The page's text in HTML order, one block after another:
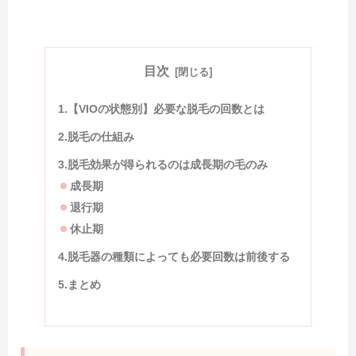
目次
1.【VIOの状態別】必要な脱毛の回数とは
2.脱毛の仕組み
3.脱毛効果が得られるのは成長期の毛のみ
成長期
退行期
休止期
4.脱毛器の種類によっても必要回数は前後する
5.まとめ